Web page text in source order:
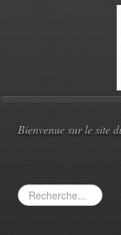
Bienvenue sur le site
Rechercher